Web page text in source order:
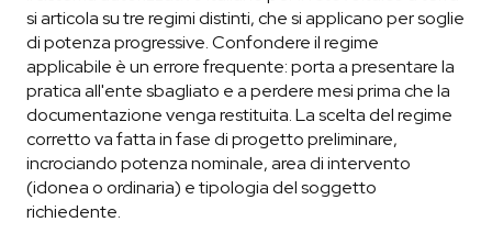
si articola su tre regimi distinti, che si applicano per soglie
di potenza progressive. Confondere il regime
applicabile è un errore frequente: porta a presentare la
pratica all'ente sbagliato e a perdere mesi prima che la
documentazione venga restituita. La scelta del regime
corretto va fatta in fase di progetto preliminare,
incrociando potenza nominale, area di intervento
(idonea o ordinaria) e tipologia del soggetto
richiedente.